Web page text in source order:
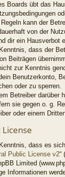
Boards übt das
kann der
von der
dir ein Hausverbot
dass der
Beiträgen
zur Kenntnis
Benutzerkonto,
oder zu sperren.
Betreiber darüber
sie gegen o. g.
oder einem
dass es
Public License v2“
Limited
Informationen